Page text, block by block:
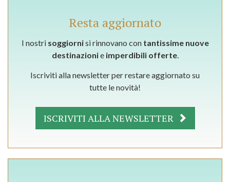
Resta aggiornato
I nostri soggiornisi rinnovano con tantissime nuove
destinazionie imperdibili offerte.
Iscriviti alla newsletter per restare aggiornato su
tutte le novità!
ISCRIVITI ALLA NEWSLETTER